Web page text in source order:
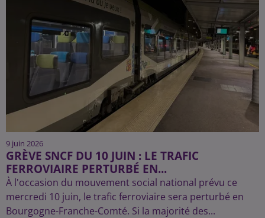
9 juin 2026
GRÈVE SNCF DU 10 JUIN : LE TRAFIC
FERROVIAIRE PERTURBÉ EN...
À l'occasion du mouvement social national prévu ce
mercredi 10 juin, le trafic ferroviaire sera perturbé en
Bourgogne-Franche-Comté. Si la majorité des...